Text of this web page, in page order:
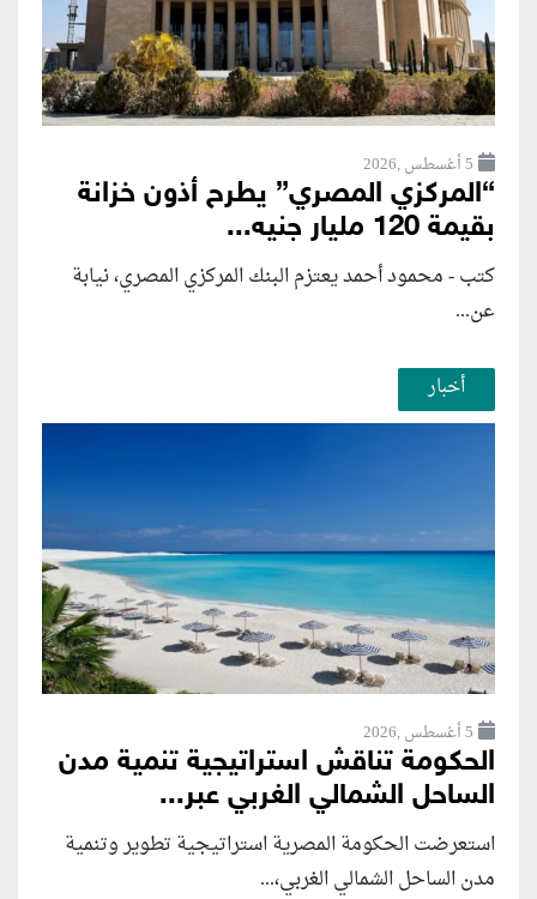
5 أغسطس ,2026
“المركزي المصري” يطرح أذون خزانة
بقيمة 120 مليار جنيه...
كتب - محمود أحمد يعتزم البنك المركزي المصري، نيابة
عن...
أخبار
5 أغسطس ,2026
الحكومة تناقش استراتيجية تنمية مدن
الساحل الشمالي الغربي عبر...
استعرضت الحكومة المصرية استراتيجية تطوير وتنمية
مدن الساحل الشمالي الغربي،...